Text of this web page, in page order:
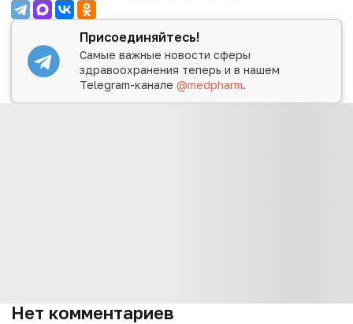
Присоединяйтесь!
Самые важные новости сферы
здравоохранения теперь и в нашем
Telegram-канале@medpharm.
Нет комментариев